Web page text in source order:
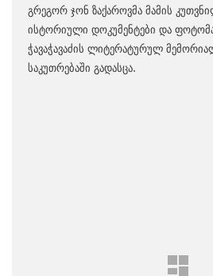
გრეგორ ჯონ ზაქაროვმა მამის
ისტორიული დოკუმენტები და
ჭავაჭავაძის ლიტერატურულ
საკუთრებაში გადასცა.